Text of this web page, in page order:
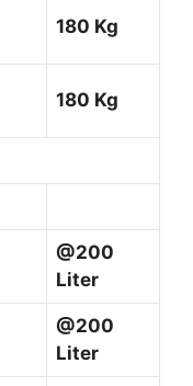
180 Kg
180 Kg
@200
Liter
@200
Liter